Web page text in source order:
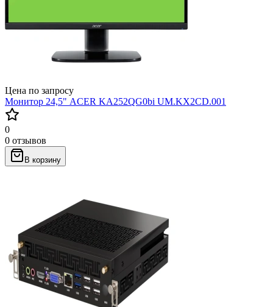
Цена по запросу
Монитор 24,5" ACER KA252QG0bi UM.KX2CD.001
0
0 отзывов
В корзину